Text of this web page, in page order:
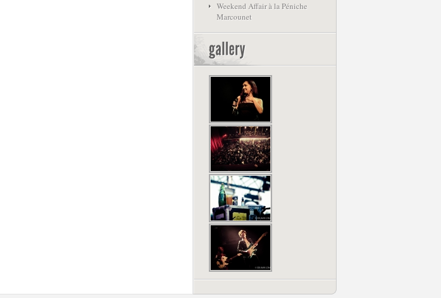
Weekend Affair à la Péniche
Marcounet